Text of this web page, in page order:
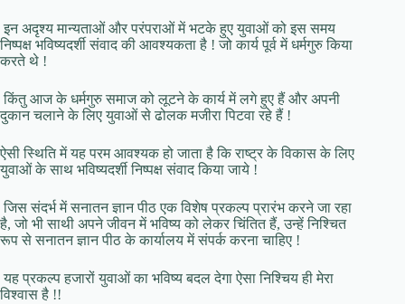
इन अदृश्य मान्यताओं और परंपराओं में भटके हुए युवाओं को इस समय
निष्पक्ष भविष्यदर्शी संवाद की आवश्यकता है ! जो कार्य पूर्व में धर्मगुरु किया
करते थे !
किंतु आज के धर्मगुरु समाज को लूटने के कार्य में लगे हुए हैं और अपनी
दुकान चलाने के लिए युवाओं से ढोलक मजीरा पिटवा रहे हैं !
ऐसी स्थिति में यह परम आवश्यक हो जाता है कि राष्ट्र के विकास के लिए
युवाओं के साथ भविष्यदर्शी निष्पक्ष संवाद किया जाये !
जिस संदर्भ में सनातन ज्ञान पीठ एक विशेष प्रकल्प प्रारंभ करने जा रहा
है, जो भी साथी अपने जीवन में भविष्य को लेकर चिंतित हैं, उन्हें निश्चित
रूप से सनातन ज्ञान पीठ के कार्यालय में संपर्क करना चाहिए !
यह प्रकल्प हजारों युवाओं का भविष्य बदल देगा ऐसा निश्चिय ही मेरा
विश्वास है !!